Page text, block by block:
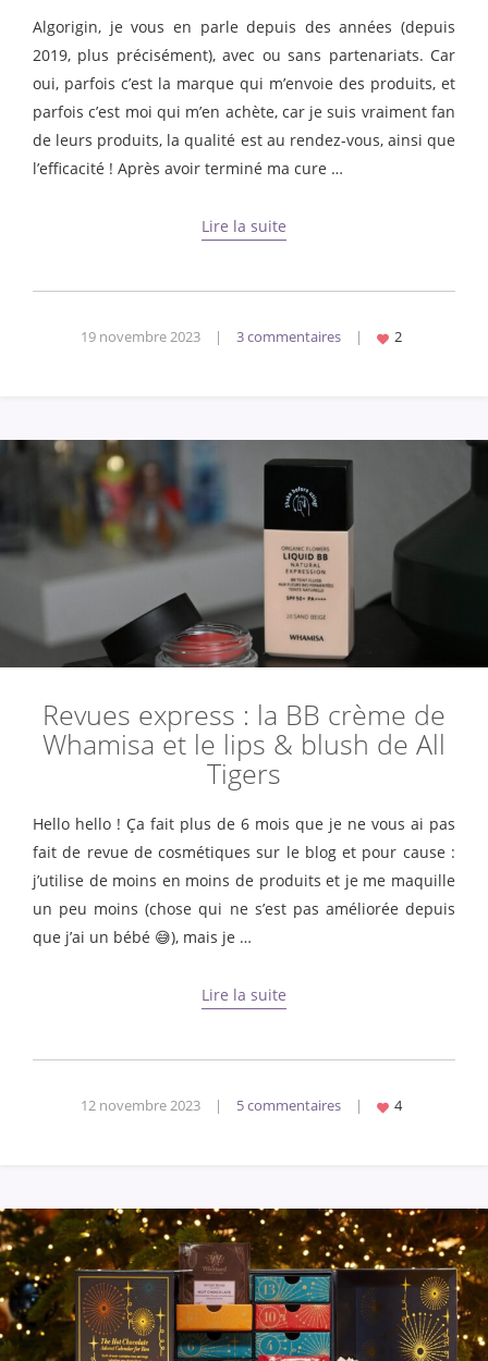
Algorigin, je vous en parle depuis des années (depuis
2019, plus précisément), avec ou sans partenariats. Car
oui, parfois c’est la marque qui m’envoie des produits, et
parfois c’est moi qui m’en achète, car je suis vraiment fan
de leurs produits, la qualité est au rendez-vous, ainsi que
l’efficacité ! Après avoir terminé ma cure …
Lire la suite
19 novembre 2023 | 3 commentaires |
Revues express : la BB crème de
Whamisa et le lips & blush de All
Tigers
Hello hello ! Ça fait plus de 6 mois que je ne vous ai pas
fait de revue de cosmétiques sur le blog et pour cause :
j’utilise de moins en moins de produits et je me maquille
un peu moins (chose qui ne s’est pas améliorée depuis
que j’ai un bébé 😅), mais je …
Lire la suite
12 novembre 2023 | 5 commentaires |